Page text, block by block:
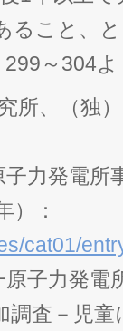
ること、
299～304
所、（独
子力発電
）：
cat01/
原子力発
査－児